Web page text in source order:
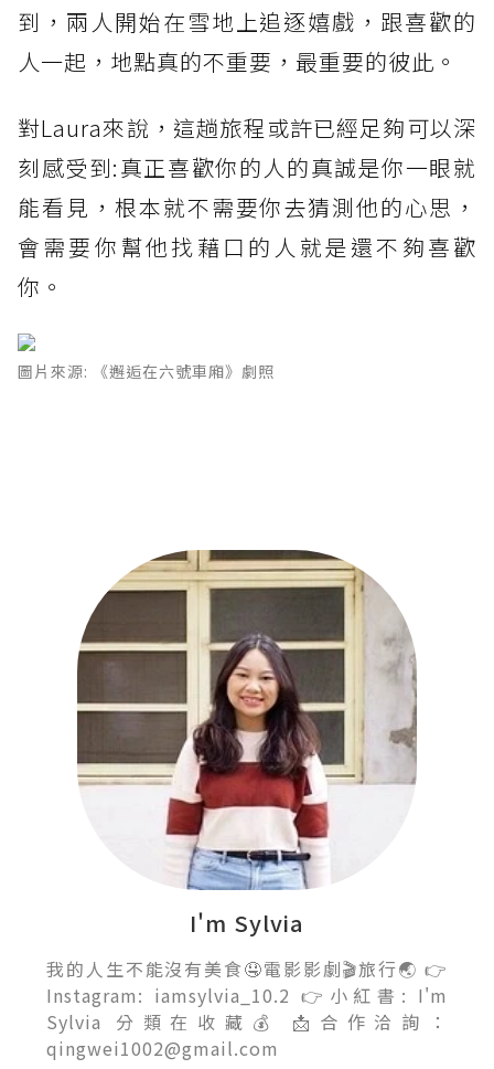
到，兩人開始在雪地上追逐嬉戲，跟喜歡的
人一起，地點真的不重要，最重要的彼此。
對Laura來說，這趟旅程或許已經足夠可以深
刻感受到:真正喜歡你的人的真誠是你一眼就
能看見，根本就不需要你去猜測他的心思，
會需要你幫他找藉口的人就是還不夠喜歡
你。
圖片來源: 《邂逅在六號車廂》劇照
I'm Sylvia
我的人生不能沒有美食🤤電影影劇🎬旅行🌏 👉
Instagram: iamsylvia_10.2 👉小紅書: I'm
Sylvia 分類在收藏💰 📩合作洽詢：
qingwei1002@gmail.com